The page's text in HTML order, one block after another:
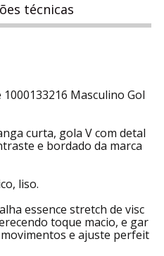
técnicas
Masculino Gol
curta, gola V com detal
e bordado da marca
liso.
essence stretch de visc
toque macio, e gar
e ajuste perfeit